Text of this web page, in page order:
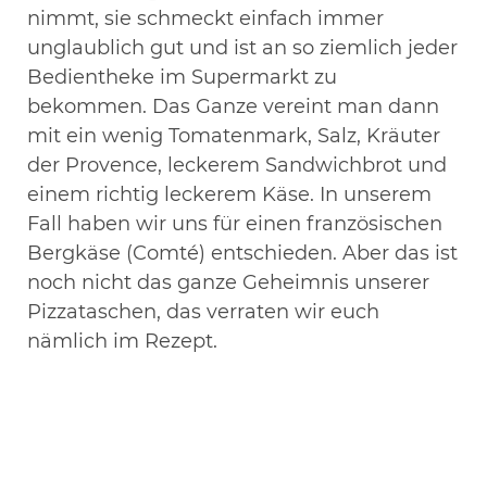
nimmt, sie schmeckt einfach immer
unglaublich gut und ist an so ziemlich jeder
Bedientheke im Supermarkt zu
bekommen. Das Ganze vereint man dann
mit ein wenig Tomatenmark, Salz, Kräuter
der Provence, leckerem Sandwichbrot und
einem richtig leckerem Käse. In unserem
Fall haben wir uns für einen französischen
Bergkäse (Comté) entschieden. Aber das ist
noch nicht das ganze Geheimnis unserer
Pizzataschen, das verraten wir euch
nämlich im Rezept.